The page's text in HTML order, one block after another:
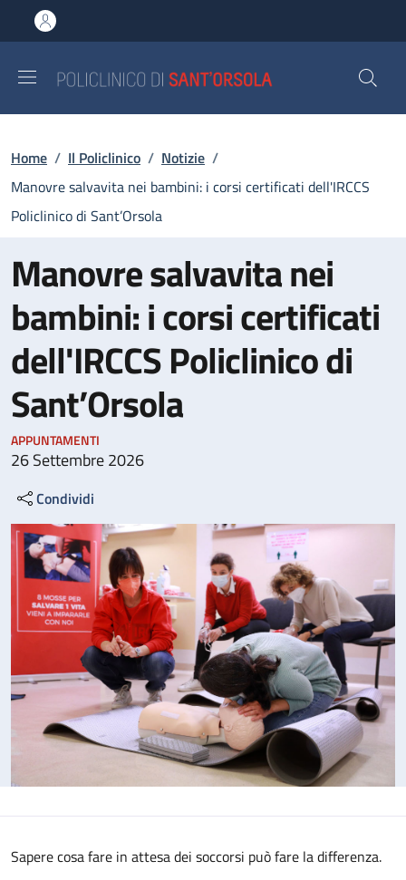
al contenuto principale
to footer content
Briciole di pane
Home / Il Policlinico / Notizie /
Manovre salvavita nei bambini: i corsi certificati dell'IRCCS
Policlinico di Sant’Orsola
Manovre salvavita nei
bambini: i corsi certificati
dell'IRCCS Policlinico di
Sant’Orsola
APPUNTAMENTI
26 Settembre 2026
Condividi
Sapere cosa fare in attesa dei soccorsi può fare la differenza.